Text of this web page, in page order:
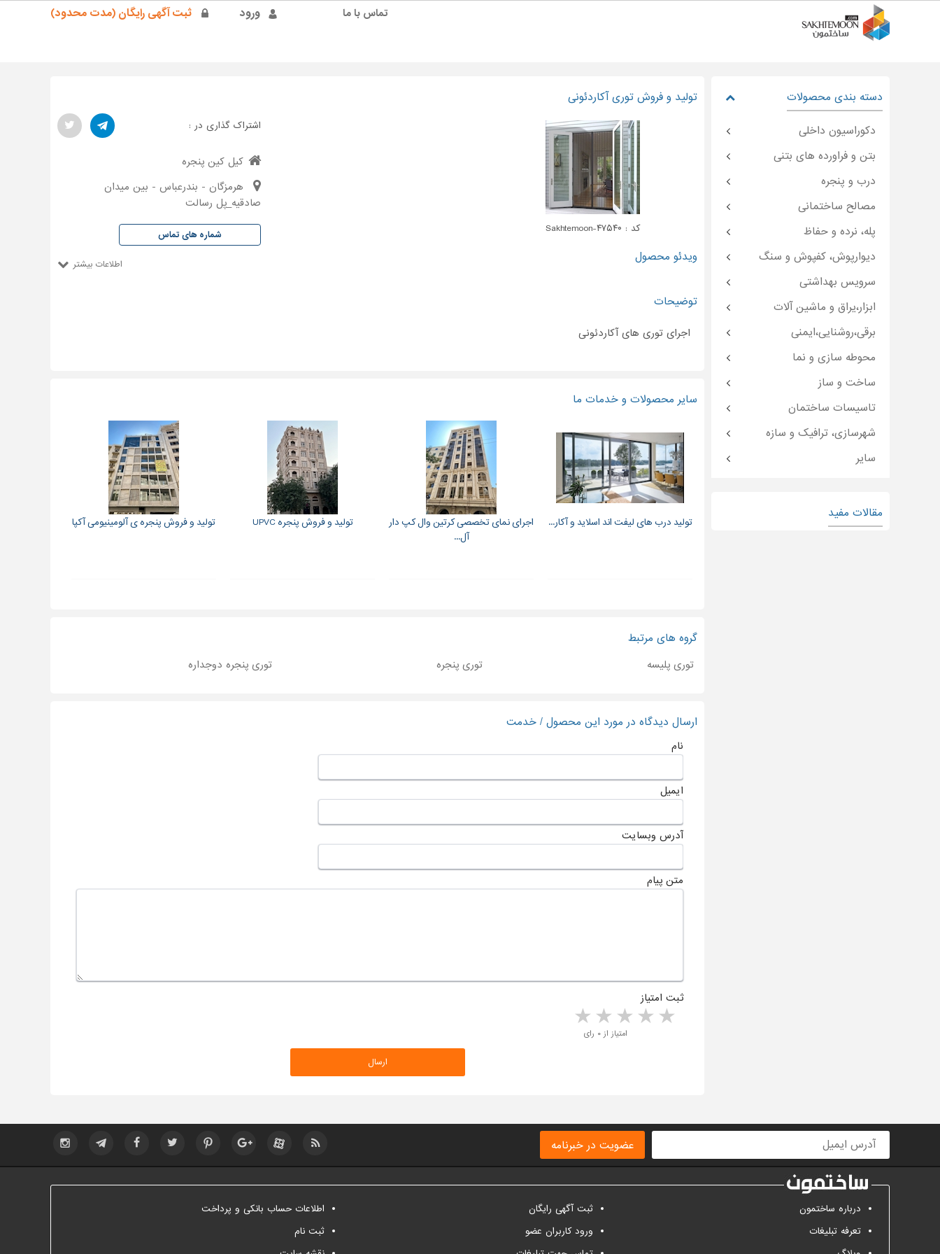
ورود ثبت آگهی رایگان (مدت محدود) تماس با ما
تولید و فروش توری آکاردئونی
کد : Sakhtemoon-۴۷۵۴۰
ویدئو محصول
توضیحات
اجرای توری های آکاردئونی
اشتراک گذاری در :
کیل کین پنجره
هرمزگان - بندرعباس - بین میدان
صادقیه_پل رسالت
شماره های تماس
اطلاعات بیشتر
سایر محصولات و خدمات ما
تولید درب های لیفت اند اسلاید و آکار...
اجرای نمای تخصصی کرتین وال کپ دار
آل...
تولید و فروش پنجره UPVC تولید و فروش پنجره ی آلومینیومی آکپا
گروه های مرتبط
توری پلیسه توری پنجره توری پنجره دوجداره
ارسال دیدگاه در مورد این محصول / خدمت
نام
ایمیل
آدرس وبسایت
متن پیام
ثبت امتیاز
4 stars 3 stars 2 stars 1 star امتیاز از ۰ رای
دسته بندی محصولات
دکوراسیون داخلی
بتن و فراورده های بتنی
درب و پنجره
مصالح ساختمانی
پله، نرده و حفاظ
دیوارپوش، کفپوش و سنگ
سرویس بهداشتی
ابزار،یراق و ماشین آلات
برقی،روشنایی،ایمنی
محوطه سازی و نما
ساخت و ساز
تاسیسات ساختمان
شهرسازی، ترافیک و سازه
سایر
مقالات مفید
عضویت در خبرنامه
درباره ساختمون
تعرفه تبلیغات
ثبت آگهی رایگان
ورود کاربران عضو
اطلاعات حساب بانکی و پرداخت
ثبت نام